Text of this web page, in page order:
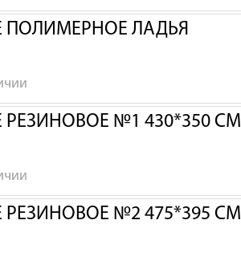
ЛАДЬЯ
№1 430*350 СМ
№2 475*395 СМ